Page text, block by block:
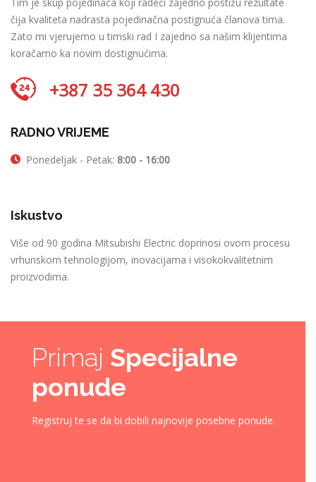
čija kvaliteta nadrasta pojedinačna postignuća članova tima.
Zato mi vjerujemo u timski rad I zajedno sa našim klijentima
koračamo ka novim dostignućima.
+387 35 364 430
RADNO VRIJEME
Ponedeljak - Petak: 8:00 - 16:00
Iskustvo
Više od 90 godina Mitsubishi Electric doprinosi ovom procesu
vrhunskom tehnologijom, inovacijama i visokokvalitetnim
proizvodima.
Primaj Specijalne
ponude
Registruj te se da bi dobili najnovije posebne ponude.